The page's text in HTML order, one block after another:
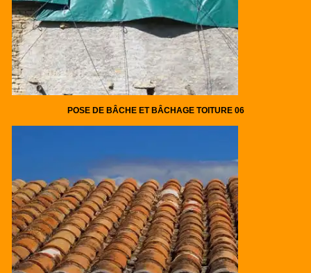
POSE DE BÂCHE ET BÂCHAGE TOITURE 06